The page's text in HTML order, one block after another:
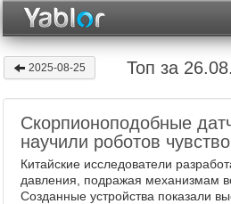
Месяц
Рейтинги
Архив
2025-08-25 Топ за
Скорпионоподобные
научили роботов
Китайские исследователи
давления, подражая механизмам
Созданные устройства показали